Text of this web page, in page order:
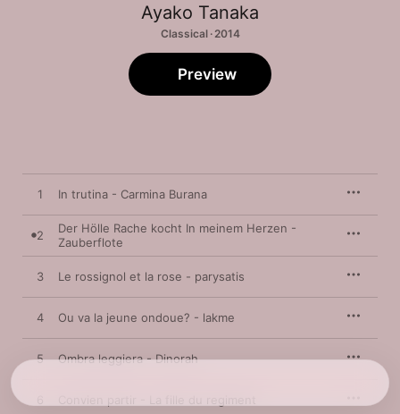
Ayako Tanaka
Classical · 2014
Preview
1 In trutina - Carmina Burana
2
Der Hölle Rache kocht In meinem Herzen -
Zauberflote
3 Le rossignol et la rose - parysatis
4 Ou va la jeune ondoue? - lakme
5 Ombra leggiera - Dinorah